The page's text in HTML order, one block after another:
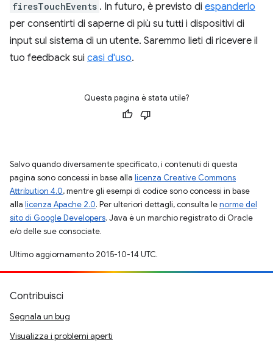
firesTouchEvents . In futuro, è previsto di espanderlo
per consentirti di saperne di più su tutti i dispositivi di
input sul sistema di un utente. Saremmo lieti di ricevere il
tuo feedback sui casi d'uso.
Questa pagina è stata utile?
Salvo quando diversamente specificato, i contenuti di questa
pagina sono concessi in base alla licenza Creative Commons
Attribution 4.0, mentre gli esempi di codice sono concessi in base
alla licenza Apache 2.0. Per ulteriori dettagli, consulta lenorme del
sito di Google Developers. Java è un marchio registrato di Oracle
e/o delle sue consociate.
Ultimo aggiornamento 2015-10-14 UTC.
Contribuisci
Segnala un bug
Visualizza i problemi aperti